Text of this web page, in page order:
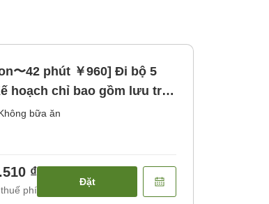
〜42 phút ￥960] Đi bộ 5
hoạch chỉ bao gồm lưu trú
bữa ăn
₫
phí
Đặt